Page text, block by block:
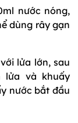
nước nóng,
dùng rây gạn
lửa lớn, sau
lửa và khuấy
nước bắt đầu